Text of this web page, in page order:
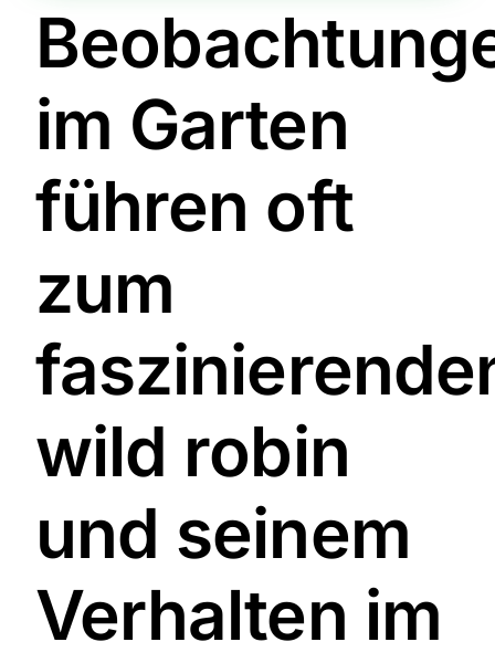
im Garten
führen oft
zum
wild robin
und seinem
Verhalten im